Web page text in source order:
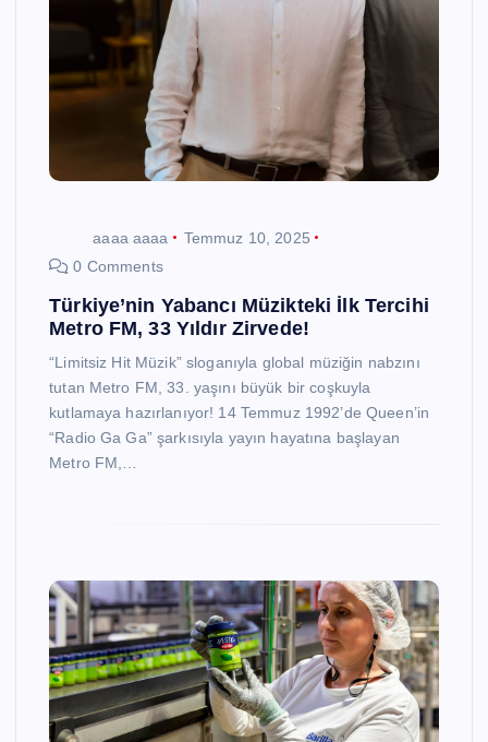
aaaa aaaa
Temmuz 10, 2025
0 Comments
Türkiye’nin Yabancı Müzikteki İlk Tercihi
Metro FM, 33 Yıldır Zirvede!
“Limitsiz Hit Müzik” sloganıyla global müziğin nabzını
tutan Metro FM, 33. yaşını büyük bir coşkuyla
kutlamaya hazırlanıyor! 14 Temmuz 1992’de Queen’in
“Radio Ga Ga” şarkısıyla yayın hayatına başlayan
Metro FM,…